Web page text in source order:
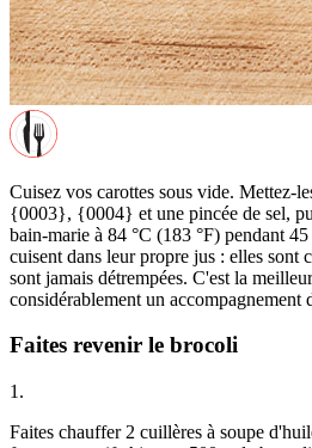
Cuisez vos carottes sous vide. Mettez-
{0003}, {0004} et une pincée de sel,
bain-marie à 84 °C (183 °F) pendant
cuisent dans leur propre jus : elles sont
sont jamais détrempées. C'est la
considérablement un accompagnement
Faites revenir le brocoli
1.
Faites chauffer 2 cuillères à soupe